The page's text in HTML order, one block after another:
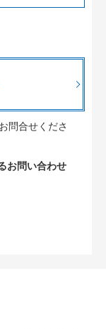
問合せくださ
お問い合わせ